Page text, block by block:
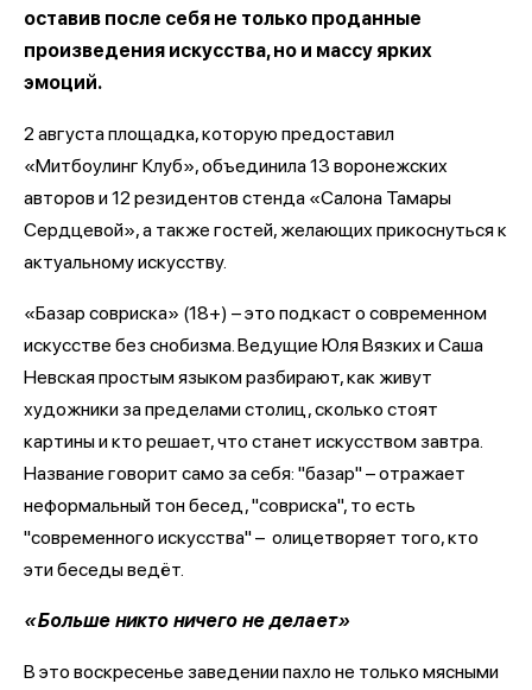
оставив после себя не только проданные
произведения искусства, но и массу ярких
эмоций.
2 августа площадка, которую предоставил
«Митбоулинг Клуб», объединила 13 воронежских
авторов и 12 резидентов стенда «Салона Тамары
Сердцевой», а также гостей, желающих прикоснуться к
актуальному искусству.
«Базар совриска» (18+) – это подкаст о современном
искусстве без снобизма. Ведущие Юля Вязких и Саша
Невская простым языком разбирают, как живут
художники за пределами столиц, сколько стоят
картины и кто решает, что станет искусством завтра.
Название говорит само за себя: "базар" – отражает
неформальный тон бесед, "совриска", то есть
"современного искусства" – олицетворяет того, кто
эти беседы ведёт.
«Больше никто ничего не делает»
В это воскресенье заведении пахло не только мясными